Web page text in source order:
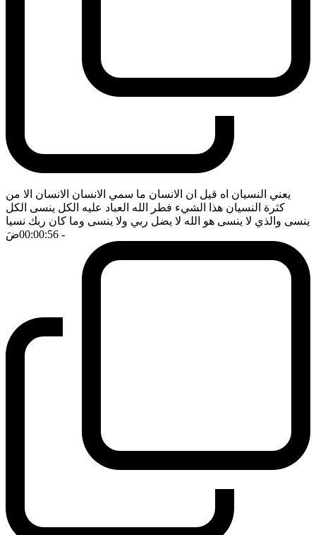
يعني النسيان اه قيل ان الانسان ما سمي الانسان الانسان الا من
كثرة النسيان هذا الشيء فطر الله العباد عليه الكل ينسى الكل
ينسى والذي لا ينسى هو الله لا يضل ربي ولا ينسى وما كان ربك نسيا
- 00:00:56
ضَ